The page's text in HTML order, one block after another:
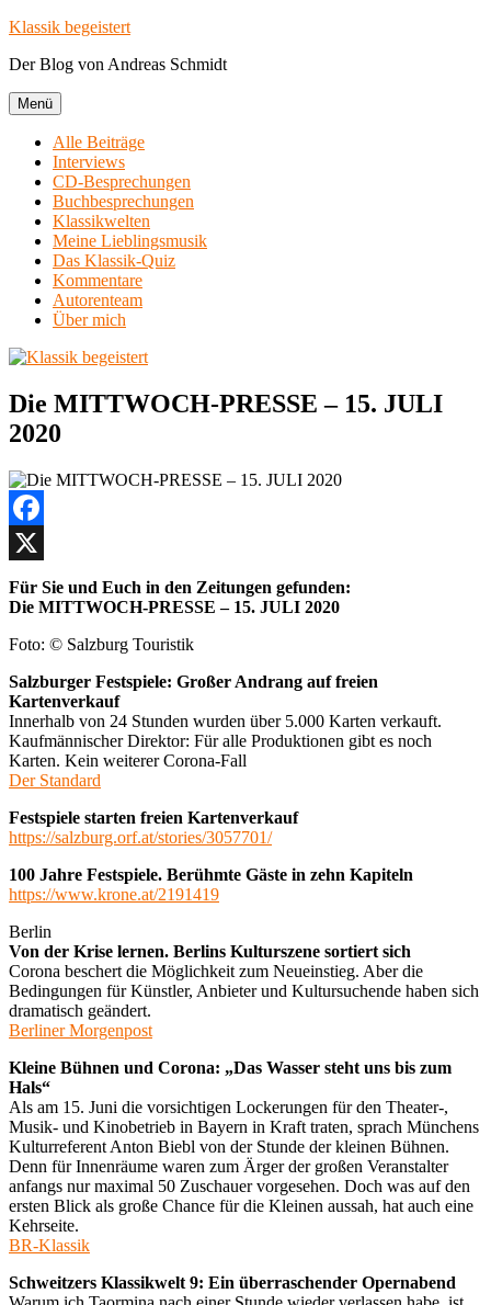
Zum
springen
Klassik begeistert
Der Blog von Andreas Schmidt
Menü
Alle Beiträge
Interviews
CD-Besprechungen
Buchbesprechungen
Klassikwelten
Meine Lieblingsmusik
Das Klassik-Quiz
Kommentare
Autorenteam
Über mich
Die MITTWOCH-PRESSE – 15. JULI
2020
Facebook
X
Für Sie und Euch in den Zeitungen gefunden:
Die MITTWOCH-PRESSE – 15. JULI 2020
Foto: © Salzburg Touristik
Salzburger Festspiele: Großer Andrang auf freien
Kartenverkauf
Innerhalb von 24 Stunden wurden über 5.000 Karten verkauft.
Kaufmännischer Direktor: Für alle Produktionen gibt es noch
Karten. Kein weiterer Corona-Fall
Der Standard
Festspiele starten freien Kartenverkauf
https://salzburg.orf.at/stories/3057701/
100 Jahre Festspiele. Berühmte Gäste in zehn Kapiteln
https://www.krone.at/2191419
Berlin
Von der Krise lernen. Berlins Kulturszene sortiert sich
Corona beschert die Möglichkeit zum Neueinstieg. Aber die
Bedingungen für Künstler, Anbieter und Kultursuchende haben sich
dramatisch geändert.
Berliner Morgenpost
Kleine Bühnen und Corona: „Das Wasser steht uns bis zum
Hals“
Als am 15. Juni die vorsichtigen Lockerungen für den Theater-,
Musik- und Kinobetrieb in Bayern in Kraft traten, sprach Münchens
Kulturreferent Anton Biebl von der Stunde der kleinen Bühnen.
Denn für Innenräume waren zum Ärger der großen Veranstalter
anfangs nur maximal 50 Zuschauer vorgesehen. Doch was auf den
ersten Blick als große Chance für die Kleinen aussah, hat auch eine
Kehrseite.
BR-Klassik
Schweitzers Klassikwelt 9: Ein überraschender Opernabend